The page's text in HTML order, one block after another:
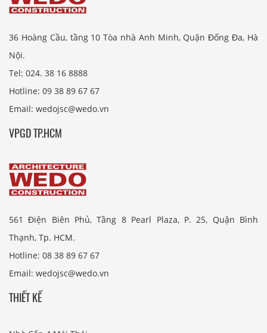
36 Hoàng Cầu, tầng 10 Tòa nhà Anh Minh, Quận Đống Đa, Hà
Nội.
Tel: 024. 38 16 8888
Hotline: 09 38 89 67 67
Email: wedojsc@wedo.vn
VPGD TP.HCM
561 Điện Biên Phủ, Tầng 8 Pearl Plaza, P. 25, Quận Bình
Thạnh, Tp. HCM.
Hotline: 08 38 89 67 67
Email: wedojsc@wedo.vn
THIẾT KẾ